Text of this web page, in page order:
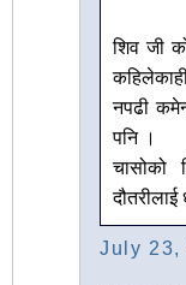
शिव जी
नपढी
पनि ।
चासोको
दौतरीलाई
July 23,